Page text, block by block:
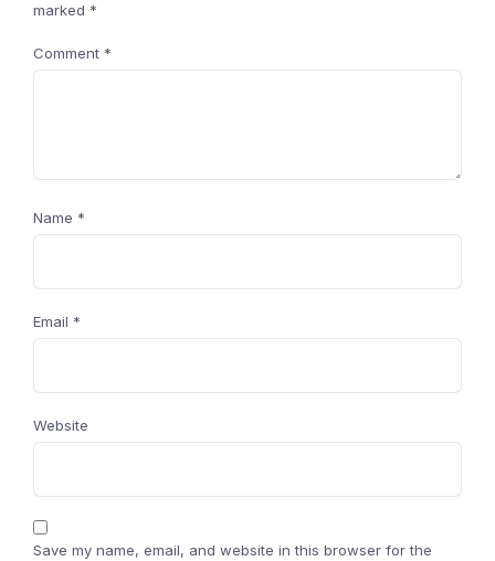
marked *
Comment *
Name *
Email *
Website
Save my name, email, and website in this browser for the